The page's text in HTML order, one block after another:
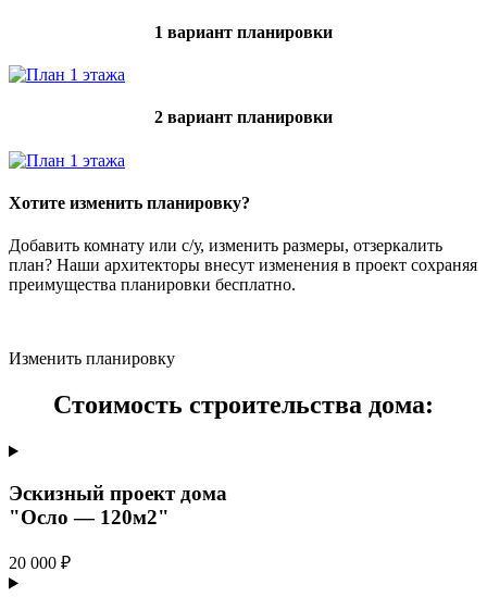
1 вариант планировки
2 вариант планировки
Хотите изменить планировку?
Добавить комнату или с/у, изменить размеры, отзеркалить
план? Наши архитекторы внесут изменения в проект сохраняя
преимущества планировки бесплатно.
Изменить планировку
Стоимость строительства дома:
Эскизный проект дома
"Осло — 120м2"
20 000 ₽